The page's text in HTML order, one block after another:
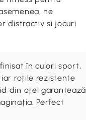
ne
distractiv si jocuri
în culori sport,
iar roțile rezistente
din oțel garantează
Perfect